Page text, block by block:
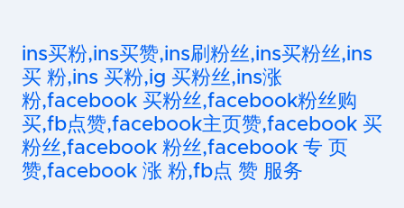
ins买粉,ins买赞,ins刷粉丝,ins买粉丝,ins
买 粉,ins 买粉,ig 买粉丝,ins涨
粉,facebook 买粉丝,facebook粉丝购
买,fb点赞,facebook主页赞,facebook 买
粉丝,facebook 粉丝,facebook 专 页
赞,facebook 涨 粉,fb点 赞 服务